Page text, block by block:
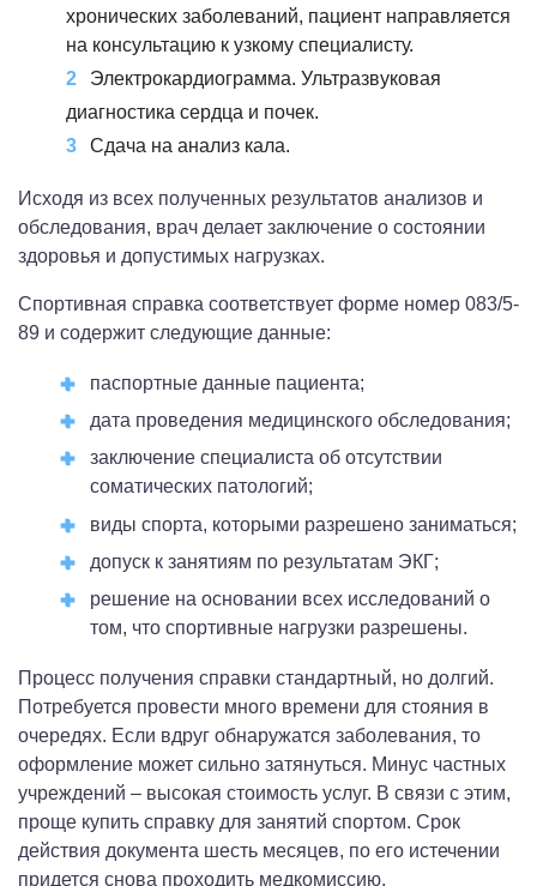
хронических заболеваний, пациент направляется
на консультацию к узкому специалисту.
Электрокардиограмма. Ультразвуковая
диагностика сердца и почек.
Сдача на анализ кала.
Исходя из всех полученных результатов анализов и
обследования, врач делает заключение о состоянии
здоровья и допустимых нагрузках.
Спортивная справка соответствует форме номер 083/5-
89 и содержит следующие данные:
паспортные данные пациента;
дата проведения медицинского обследования;
заключение специалиста об отсутствии
соматических патологий;
виды спорта, которыми разрешено заниматься;
допуск к занятиям по результатам ЭКГ;
решение на основании всех исследований о
том, что спортивные нагрузки разрешены.
Процесс получения справки стандартный, но долгий.
Потребуется провести много времени для стояния в
очередях. Если вдруг обнаружатся заболевания, то
оформление может сильно затянуться. Минус частных
учреждений – высокая стоимость услуг. В связи с этим,
проще купить справку для занятий спортом. Срок
действия документа шесть месяцев, по его истечении
придется снова проходить медкомиссию.